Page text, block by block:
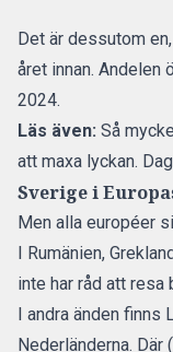
Det är dessutom
året innan. Andelen
2024.
Läs även: Så
att maxa lyckan.
Sverige i
Men alla européer
I Rumänien,
inte har råd att resa
I andra änden finns
Nederländerna.